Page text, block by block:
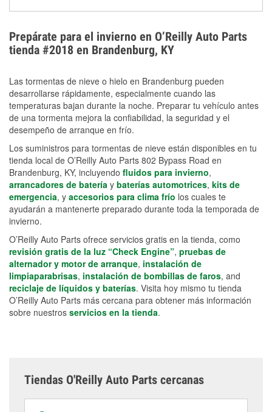
el sobrecalentamiento en condiciones de frío
extremo. Aprende cómo comprobar la protección
anticongelante en nuestra sección How-To.
Prepárate para el invierno en O’Reilly Auto Parts
tienda #2018 en Brandenburg, KY
Las tormentas de nieve o hielo en Brandenburg pueden
desarrollarse rápidamente, especialmente cuando las
temperaturas bajan durante la noche. Preparar tu vehículo antes
de una tormenta mejora la confiabilidad, la seguridad y el
desempeño de arranque en frío.
Los suministros para tormentas de nieve están disponibles en tu
tienda local de O’Reilly Auto Parts 802 Bypass Road en
Brandenburg, KY, incluyendo fluidos para invierno,
arrancadores de batería y baterías automotrices, kits de
emergencia, y accesorios para clima frío los cuales te
ayudarán a mantenerte preparado durante toda la temporada de
invierno.
O’Reilly Auto Parts ofrece servicios gratis en la tienda, como
revisión gratis de la luz “Check Engine”, pruebas de
alternador y motor de arranque, instalación de
limpiaparabrisas, instalación de bombillas de faros, and
reciclaje de líquidos y baterías. Visita hoy mismo tu tienda
O’Reilly Auto Parts más cercana para obtener más información
sobre nuestros servicios en la tienda.
Tiendas O'Reilly Auto Parts cercanas